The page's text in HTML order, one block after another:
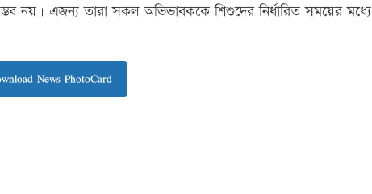
সম্ভব নয়। এজন্য তারা সকল অভিভাবককে শিশুদের নির্ধারিত সময়ের মধ্যে
News PhotoCard